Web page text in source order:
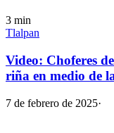
3 min
Tlalpan
Video: Choferes
riña en medio de
7 de febrero de 2025·